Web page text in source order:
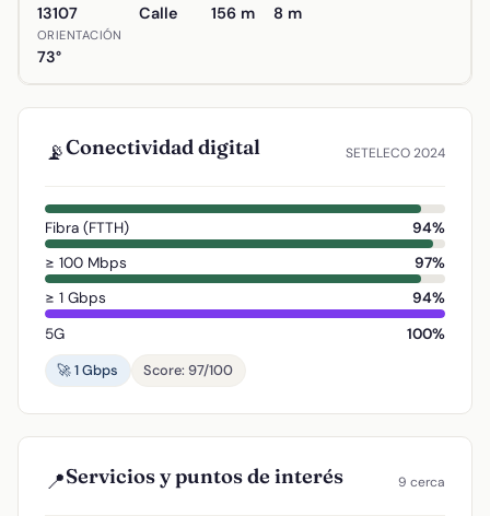
13107 Calle 156 m 8 m
ORIENTACIÓN
73°
📡Conectividad digital SETELECO 2024
Fibra (FTTH)
94%
≥ 100 Mbps
97%
≥ 1 Gbps
94%
5G
100%
🚀 1 Gbps
Score: 97/100
📍Servicios y puntos de interés 9 cerca